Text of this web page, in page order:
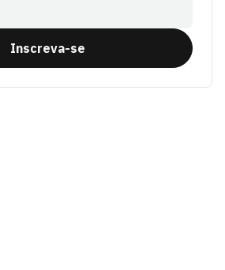
Inscreva-se